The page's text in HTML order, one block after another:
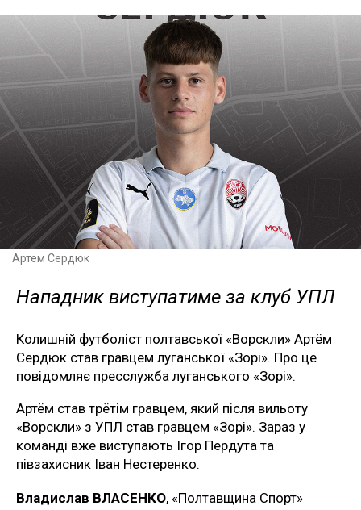
Артем Сердюк
Нападник виступатиме за клуб УПЛ
Колишній футболіст полтавської «Ворскли» Артём
Сердюк став гравцем луганської «Зорі». Про це
повідомляє пресслужба луганського «Зорі».
Артём став трётім гравцем, який після вильоту
«Ворскли» з УПЛ став гравцем «Зорі». Зараз у
команді вже виступають Ігор Пердута та
півзахисник Іван Нестеренко.
Владислав ВЛАСЕНКО, «Полтавщина Спорт»